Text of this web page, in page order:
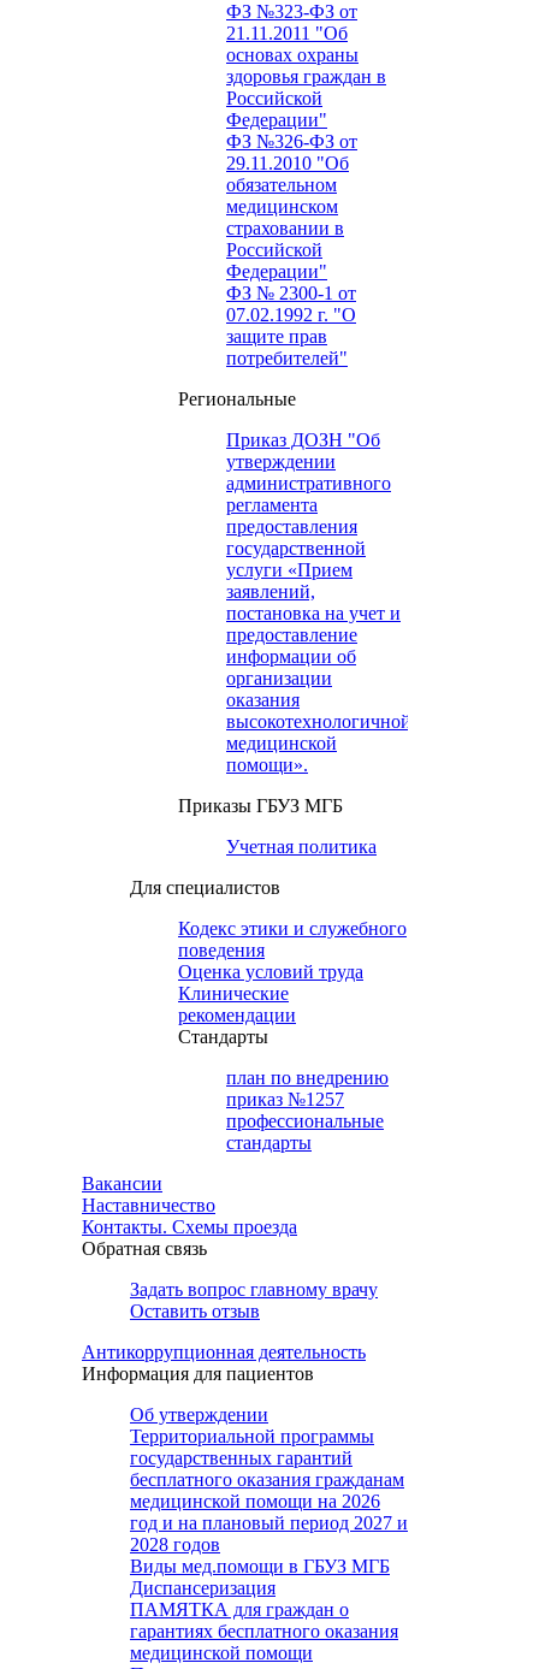
ФЗ №323-ФЗ от
21.11.2011 "Об
основах охраны
здоровья граждан в
Российской
Федерации"
ФЗ №326-ФЗ от
29.11.2010 "Об
обязательном
медицинском
страховании в
Российской
Федерации"
ФЗ № 2300-1 от
07.02.1992 г. "О
защите прав
потребителей"
Региональные
Приказ ДОЗН "Об
утверждении
административного
регламента
предоставления
государственной
услуги «Прием
заявлений,
постановка на учет и
предоставление
информации об
организации
оказания
высокотехнологичной
медицинской
помощи».
Приказы ГБУЗ МГБ
Учетная политика
Для специалистов
Кодекс этики и служебного
поведения
Оценка условий труда
Клинические
рекомендации
Cтандарты
план по внедрению
приказ №1257
профессиональные
стандарты
Вакансии
Наставничество
Контакты. Схемы проезда
Обратная связь
Задать вопрос главному врачу
Оставить отзыв
Антикоррупционная деятельность
Информация для пациентов
Об утверждении
Территориальной программы
государственных гарантий
бесплатного оказания гражданам
медицинской помощи на 2026
год и на плановый период 2027 и
2028 годов
Виды мед.помощи в ГБУЗ МГБ
Диспансеризация
ПАМЯТКА для граждан о
гарантиях бесплатного оказания
медицинской помощи